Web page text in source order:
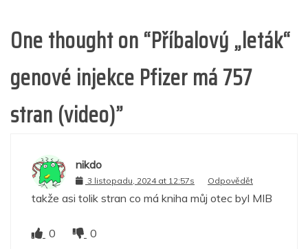
One thought on “Příbalový „leták“
genové injekce Pfizer má 757
stran (video)”
nikdo
3 listopadu, 2024 at 12:57s Odpovědět
takže asi tolik stran co má kniha můj otec byl MIB
0 0